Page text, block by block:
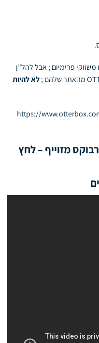
פרימיום ; אבל להל”ן
לא להיות
https://
מזוייף –לחץ